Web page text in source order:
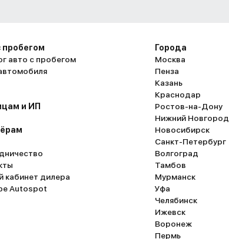
пробегом
авто с пробегом
и ИП
кабинет дилера
Autospot
Города
Москва
Пенза
Казань
Краснодар
Ростов-на-Дону
Нижний Новгород
Новосибирск
Санкт-Петербург
Волгоград
Тамбов
Мурманск
Уфа
Челябинск
Ижевск
Воронеж
Пермь